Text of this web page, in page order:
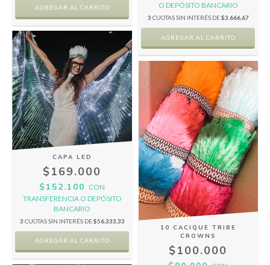
O DEPÓSITO BANCARIO
3 CUOTAS SIN INTERÉS DE$3.666,67
CAPA LED
$169.000
$152.100 CON
TRANSFERENCIA O DEPÓSITO
BANCARIO
3 CUOTAS SIN INTERÉS DE$56.333,33
10 CACIQUE TRIBE
CROWNS
$100.000